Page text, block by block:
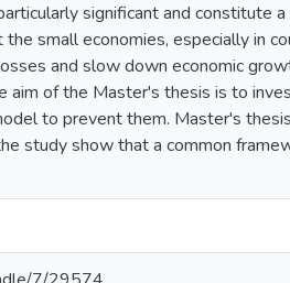
significant and
small economies, especially in
and slow down economic
aim of the Master's thesis is to
to prevent them. Master's
study show that a common